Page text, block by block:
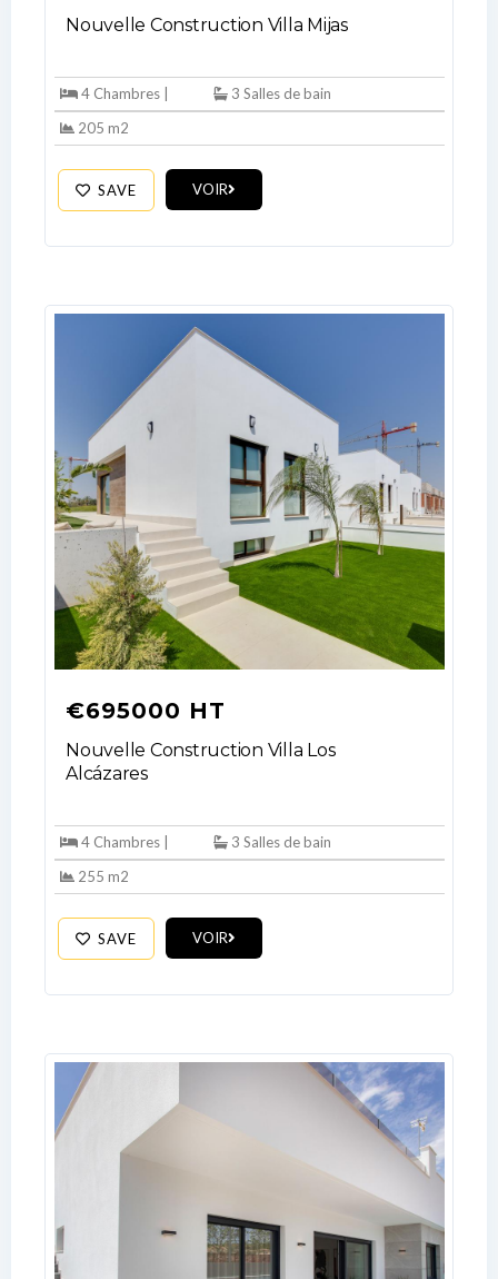
Nouvelle Construction Villa Mijas
4 Chambres |
3 Salles de bain
205 m2
SAVE VOIR
€695000 HT
Nouvelle Construction Villa Los
Alcázares
4 Chambres |
3 Salles de bain
255 m2
SAVE VOIR
Log In
Don't have an account?Sign Up
your administrator.